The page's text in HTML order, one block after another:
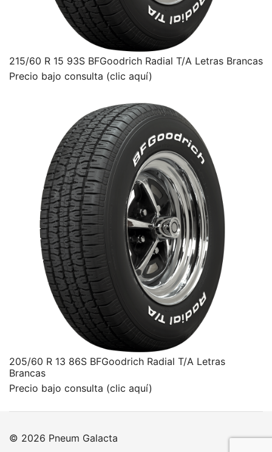
215/60 R 15 93S BFGoodrich Radial T/A Letras Brancas
Precio bajo consulta (clic aquí)
205/60 R 13 86S BFGoodrich Radial T/A Letras
Brancas
Precio bajo consulta (clic aquí)
© 2026 Pneum Galacta